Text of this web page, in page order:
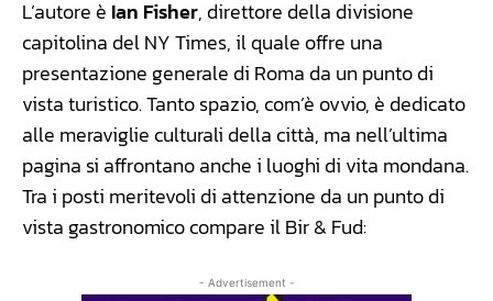
L’autore è Ian Fisher, direttore della divisione
capitolina del NY Times, il quale offre una
presentazione generale di Roma da un punto di
vista turistico. Tanto spazio, com’è ovvio, è dedicato
alle meraviglie culturali della città, ma nell’ultima
pagina si affrontano anche i luoghi di vita mondana.
Tra i posti meritevoli di attenzione da un punto di
vista gastronomico compare il Bir & Fud:
- Advertisement -